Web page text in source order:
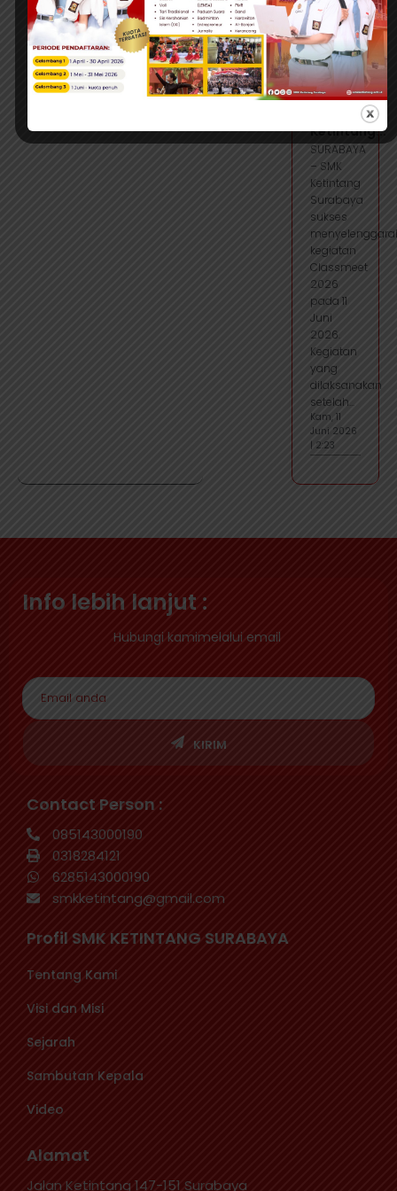
View more
| 2:03
CLASSMEET
2026
Ketintang...
SURABAYA
– SMK
Ketintang
Surabaya
sukses
kegiatan
Classmeet
2026
pada 11
Juni
2026.
Kegiatan
yang
dilaksanakan
setelah...
Kam, 11
Juni 2026
| 2:23
Info lebih lanjut :
Hubungi kamimelalui email
KIRIM
Contact Person :
085143000190
0318284121
6285143000190
smkketintang@gmail.com
Profil SMK KETINTANG SURABAYA
Tentang Kami
Visi dan Misi
Sejarah
Sambutan Kepala
Video
Alamat
Jalan Ketintang 147-151 Surabaya